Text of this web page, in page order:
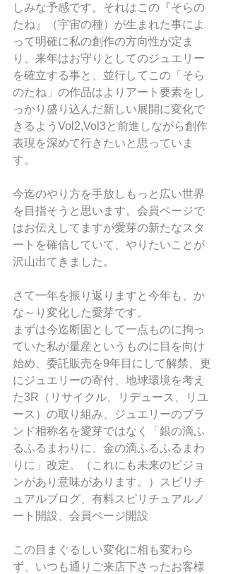
しみな予感です。それはこの『そらの
たね』（宇宙の種）が生まれた事によ
って明確に私の創作の方向性が定ま
り、来年はお守りとしてのジュエリー
を確立する事と、並行してこの「そら
のたね」の作品はよりアート要素をし
っかり盛り込んだ新しい展開に変化で
きるようVol2,Vol3と前進しながら創作
表現を深めて行きたいと思っていま
す。
今迄のやり方を手放しもっと広い世界
を目指そうと思います。会員ページで
はお伝えしてますが愛芽の新たなスタ
ートを確信していて、やりたいことが
沢山出てきました。
さて一年を振り返りますと今年も、か
な～り変化した愛芽です。
まずは今迄断固として一点ものに拘っ
ていた私が量産というものに目を向け
始め、委託販売を9年目にして解禁、更
にジュエリーの寄付、地球環境を考え
た3R（リサイクル、リデュース、リユ
ース）の取り組み、ジュエリーのブラ
ンド相称名を愛芽ではなく「銀の滴ふ
るふるまわりに、金の滴ふるふるまわ
りに」改定。（これにも未来のビジョ
ンがあり意味があります。）スピリチ
ュアルブログ、有料スピリチュアルノ
ート開設、会員ページ開設
この目まぐるしい変化に相も変わら
ず、いつも通りご来店下さったお客様